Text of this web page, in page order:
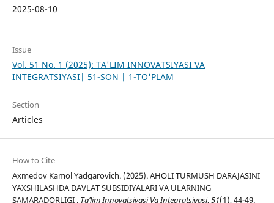
2025-08-10
Issue
Vol. 51 No. 1 (2025): TA'LIM INNOVATSIYASI VA
INTEGRATSIYASI| 51-SON | 1-TO'PLAM
Section
Articles
How to Cite
Axmedov Kamol Yadgarovich. (2025). AHOLI TURMUSH DARAJASINI
YAXSHILASHDA DAVLAT SUBSIDIYALARI VA ULARNING
SAMARADORLIGI . Ta’lim Innovatsiyasi Va Integratsiyasi,51(1), 44-49.